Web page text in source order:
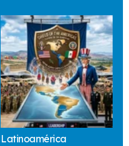
Latinoamérica